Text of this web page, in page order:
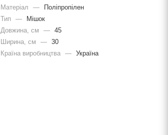
Матеріал
—
Поліпропілен
Тип
—
Мішок
Довжина, cм
— 45
Ширина, cм
— 30
Країна виробництва — Україна